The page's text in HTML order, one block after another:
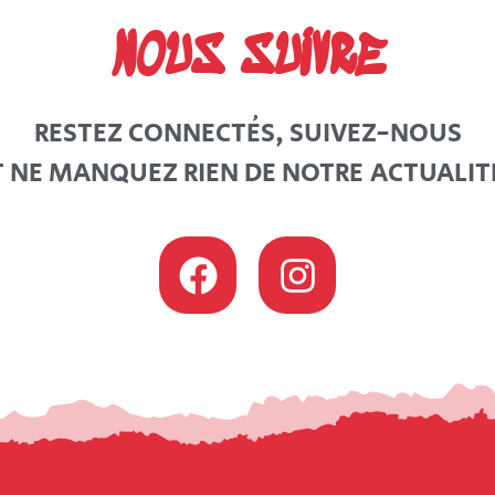
NOUS SUIVRE
RESTEZ CONNECTÉS, SUIVEZ-NOUS
NE MANQUEZ RIEN DE NOTRE